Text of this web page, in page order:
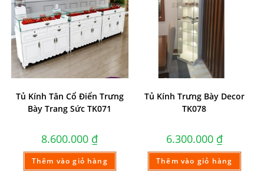
Tủ Kính Tân Cổ Điển Trưng
Bày Trang Sức TK071
8.600.000 ₫
Thêm vào giỏ hàng
Tủ Kính Trưng Bày Decor
TK078
6.300.000 ₫
Thêm vào giỏ hàng